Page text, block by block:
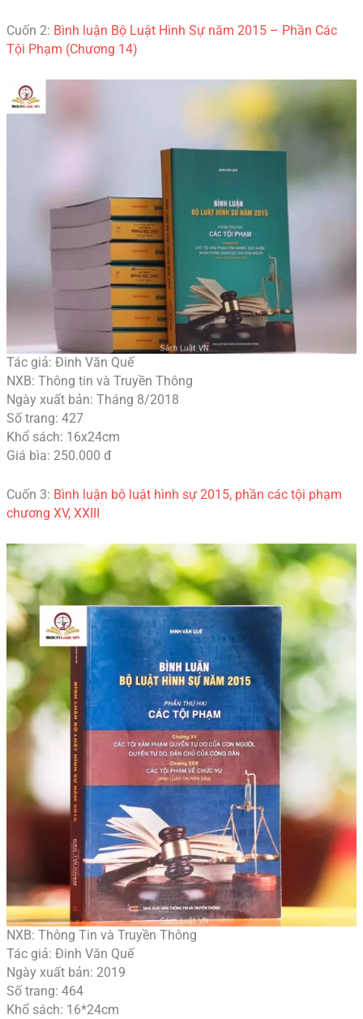
Cuốn 2: Bình luận Bộ Luật Hình Sự năm 2015 – Phần Các
Tội Phạm (Chương 14)
Tác giả: Đinh Văn Quế
NXB: Thông tin và Truyền Thông
Ngày xuất bản: Tháng 8/2018
Số trang: 427
Khổ sách: 16x24cm
Giá bìa: 250.000 đ
Cuốn 3: Bình luận bộ luật hình sự 2015, phần các tội phạm
chương XV, XXIII
NXB: Thông Tin và Truyền Thông
Tác giả: Đinh Văn Quế
Ngày xuất bản: 2019
Số trang: 464
Khổ sách: 16*24cm